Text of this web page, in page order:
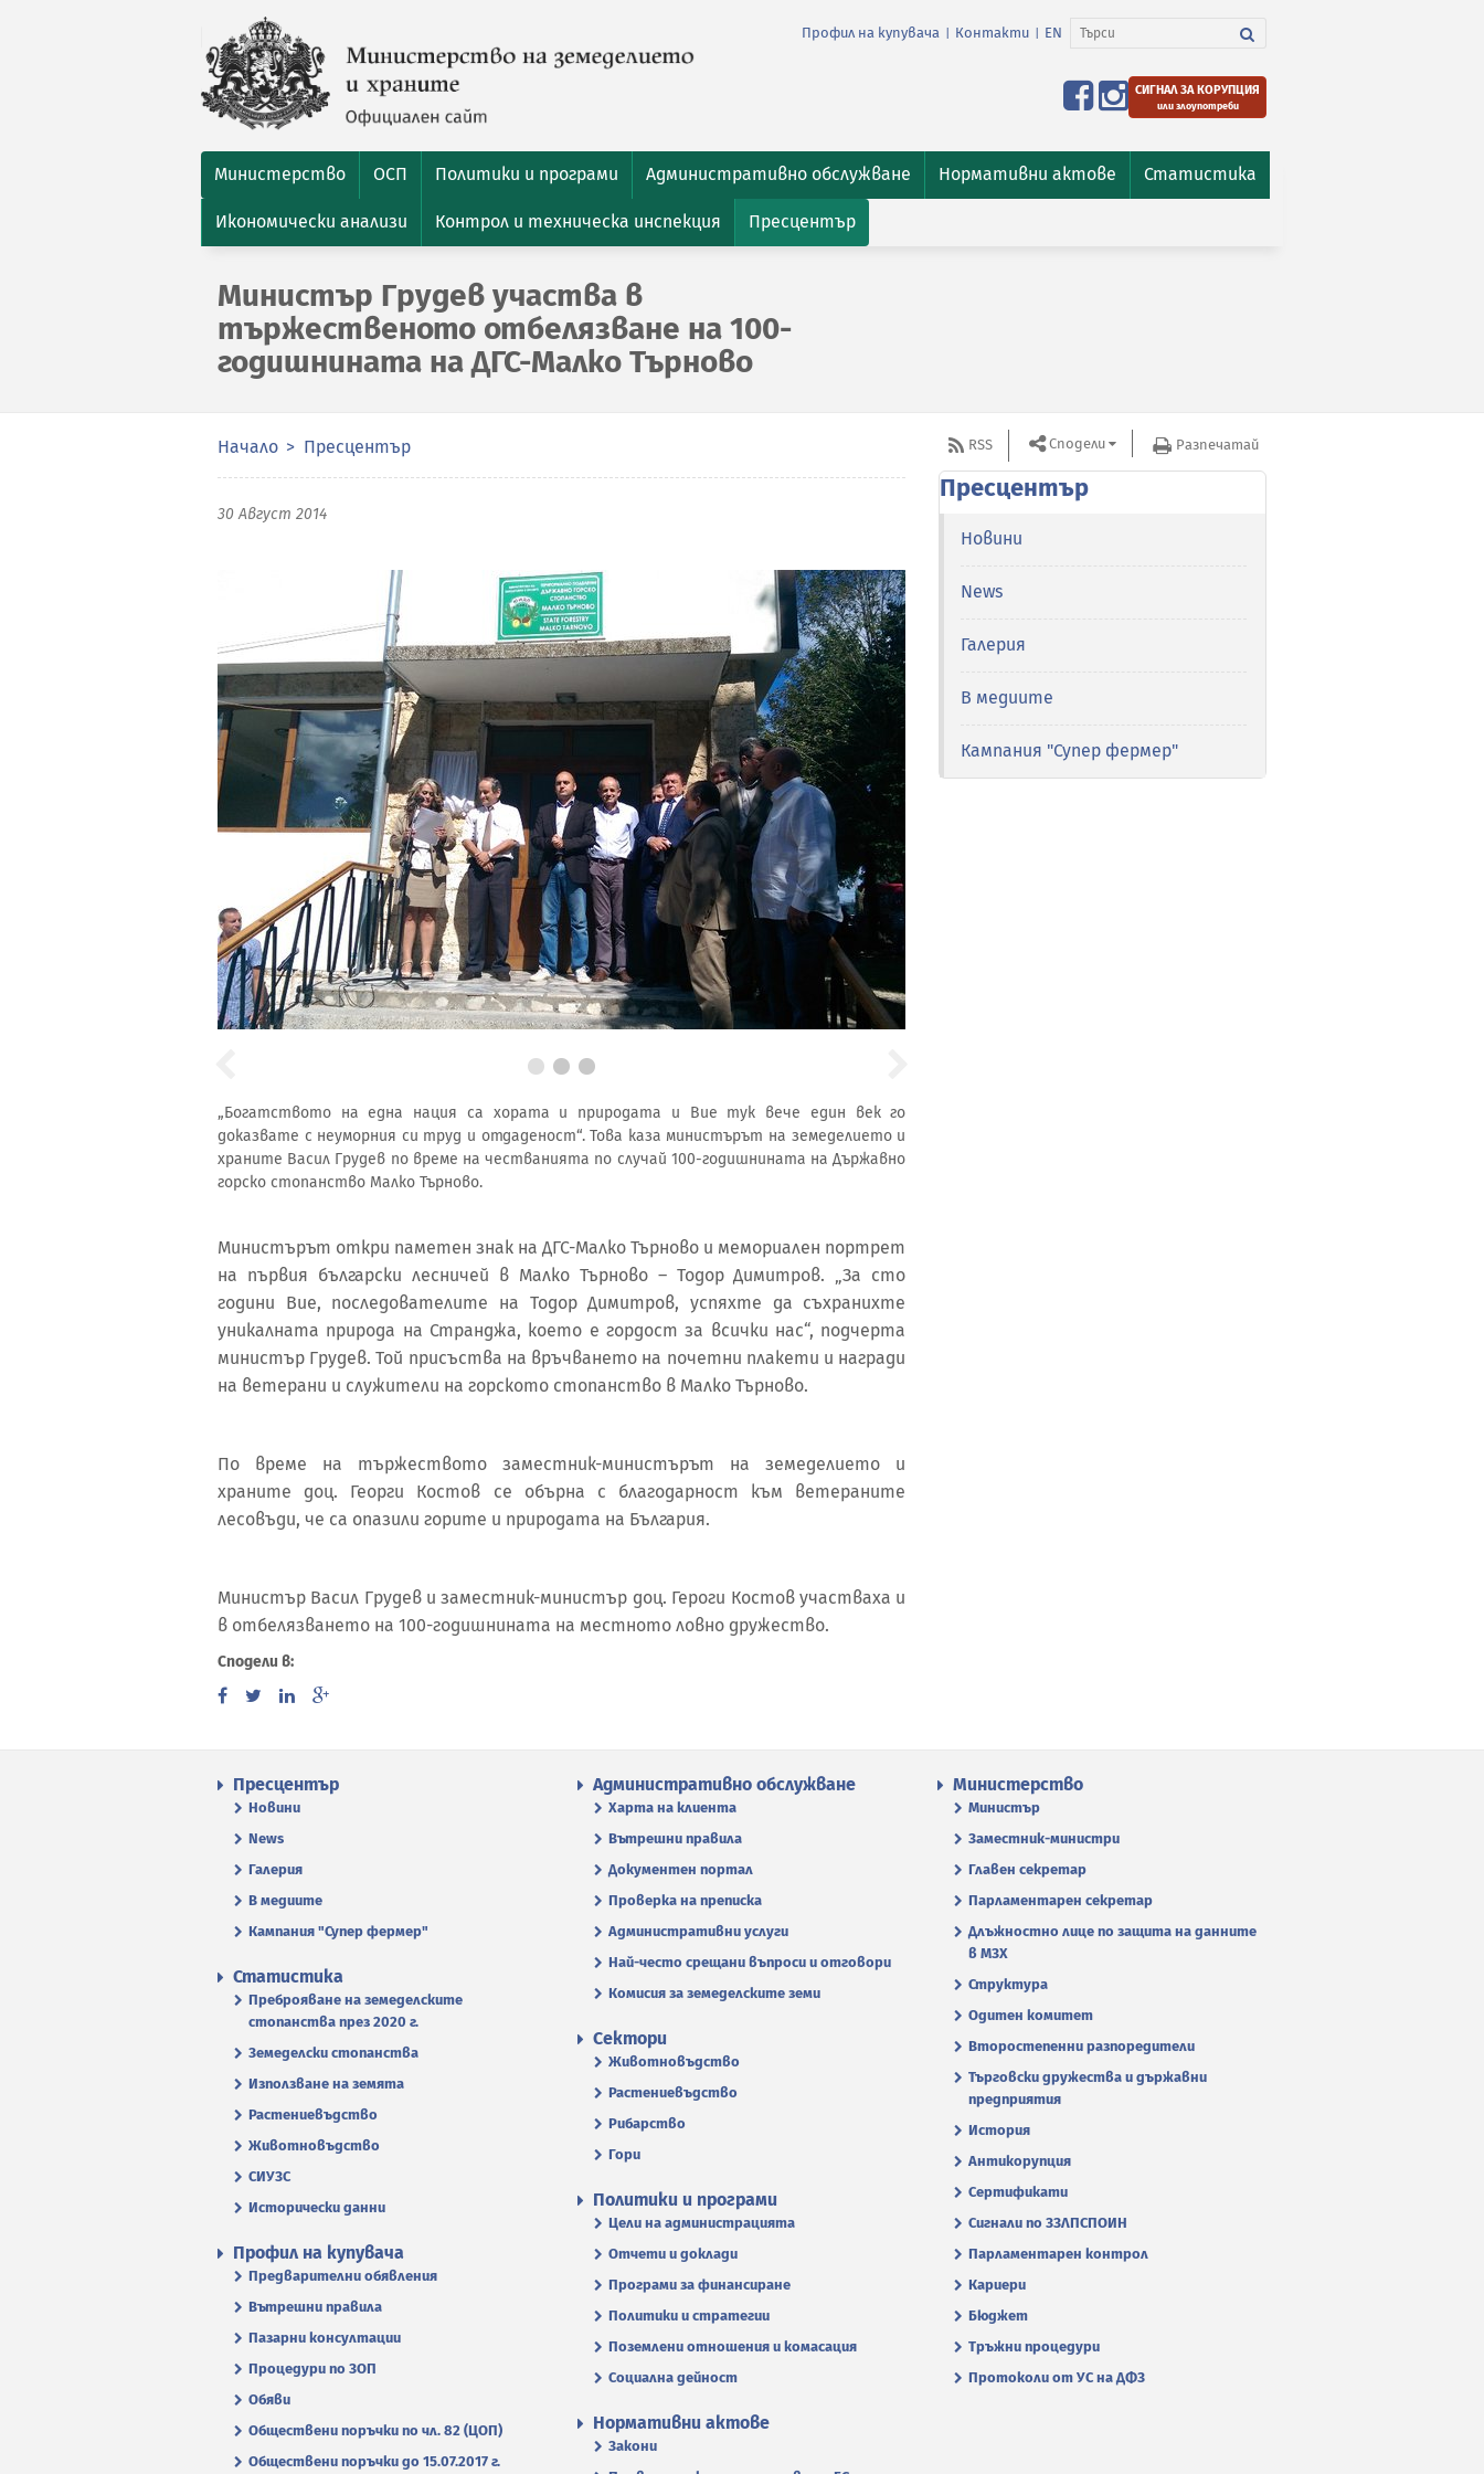
Профил на купувача Контакти EN
СИГНАЛ ЗА КОРУПЦИЯ
или злоупотреби
Министерство ОСП Политики и програми Административно обслужване Нормативни актове Статистика
Икономически анализи Контрол и техническа инспекция Пресцентър
Министър Грудев участва в
тържественото отбелязване на 100-
годишнината на ДГС-Малко Търново
Начало Пресцентър
30 Август 2014
„Богатството на една нация са хората и природата и Вие тук вече един век го
доказвате с неуморния си труд и отдаденост“. Това каза министърът на земеделието и
храните Васил Грудев по време на честванията по случай 100-годишнината на Държавно
горско стопанство Малко Търново.
Министърът откри паметен знак на ДГС-Малко Търново и мемориален портрет
на първия български лесничей в Малко Търново – Тодор Димитров. „За сто
години Вие, последователите на Тодор Димитров, успяхте да съхранихте
уникалната природа на Странджа, което е гордост за всички нас“, подчерта
министър Грудев. Той присъства на връчването на почетни плакети и награди
на ветерани и служители на горското стопанство в Малко Търново.
По време на тържеството заместник-министърът на земеделието и
храните доц. Георги Костов се обърна с благодарност към ветераните
лесовъди, че са опазили горите и природата на България.
Министър Васил Грудев и заместник-министър доц. Героги Костов участваха и
в отбелязването на 100-годишнината на местното ловно дружество.
Сподели в:
RSS Сподели Разпечатай
Пресцентър
Новини
News
Галерия
В медиите
Кампания "Супер фермер"
Пресцентър
Новини
News
Галерия
В медиите
Кампания "Супер фермер"
Административно обслужване
Харта на клиента
Вътрешни правила
Документен портал
Проверка на преписка
Административни услуги
Най-често срещани въпроси и отговори
Комисия за земеделските земи
Министерство
Министър
Заместник-министри
Главен секретар
Парламентарен секретар
Длъжностно лице по защита на данните
в МЗХ
Структура
Одитен комитет
Второстепенни разпоредители
Търговски дружества и държавни
предприятия
История
Антикорупция
Сертификати
Сигнали по ЗЗЛПСПОИН
Парламентарен контрол
Кариери
Бюджет
Тръжни процедури
Протоколи от УС на ДФЗ
Статистика
Преброяване на земеделските
стопанства през 2020 г.
Земеделски стопанства
Използване на земята
Растениевъдство
Животновъдство
СИУЗС
Исторически данни
Сектори
Животновъдство
Растениевъдство
Рибарство
Гори
Политики и програми
Цели на администрацията
Отчети и доклади
Програми за финансиране
Политики и стратегии
Поземлени отношения и комасация
Социална дейност
Профил на купувача
Предварителни обявления
Вътрешни правила
Пазарни консултации
Процедури по ЗОП
Обяви
Обществени поръчки по чл. 82 (ЦОП)
Обществени поръчки до 15.07.2017 г.
Нормативни актове
Закони